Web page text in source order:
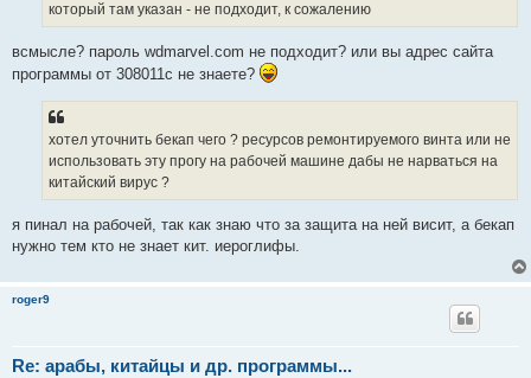
который там указан - не подходит, к сожалению
всмысле? пароль wdmarvel.com не подходит? или вы адрес сайта
программы от 308011с не знаете?
хотел уточнить бекап чего ? ресурсов ремонтируемого винта или не
использовать эту прогу на рабочей машине дабы не нарваться на
китайский вирус ?
я пинал на рабочей, так как знаю что за защита на ней висит, а бекап
нужно тем кто не знает кит. иероглифы.
roger9
Re: арабы, китайцы и др. программы...